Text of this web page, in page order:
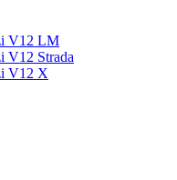
V12 LM
V12 Strada
V12 X